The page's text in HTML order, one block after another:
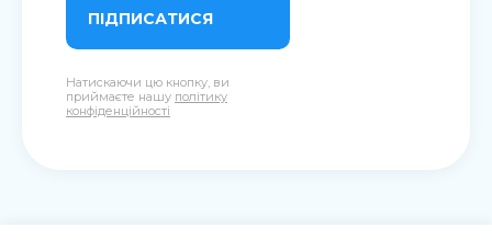
ПІДПИСАТИСЯ
Натискаючи цю кнопку, ви
приймаєте нашу політику
конфіденційності